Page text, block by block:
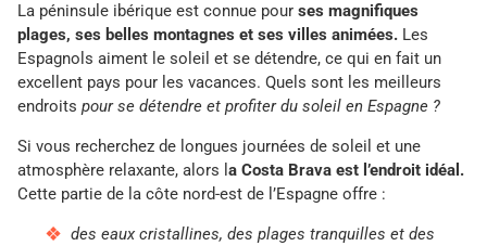
La péninsule ibérique est connue pour ses magnifiques
plages, ses belles montagnes et ses villes animées. Les
Espagnols aiment le soleil et se détendre, ce qui en fait un
excellent pays pour les vacances. Quels sont les meilleurs
endroits pour se détendre et profiter du soleil en Espagne ?
Si vous recherchez de longues journées de soleil et une
atmosphère relaxante, alors l a Costa Brava est l’endroit idéal.
Cette partie de la côte nord-est de l’Espagne offre :
des eaux cristallines, des plages tranquilles et des